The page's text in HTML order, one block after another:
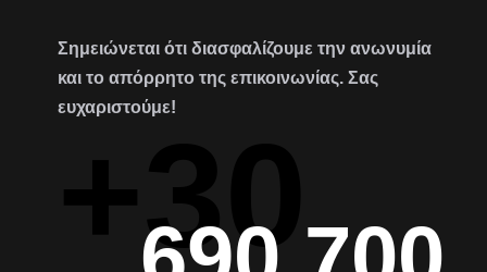
Σημειώνεται ότι διασφαλίζουμε την ανωνυμία
και το απόρρητο της επικοινωνίας. Σας
ευχαριστούμε!
+30